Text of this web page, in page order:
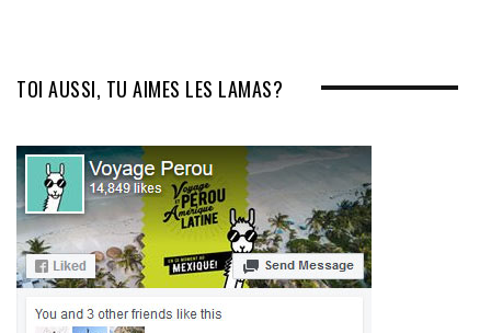
TOI AUSSI, TU AIMES LES LAMAS?